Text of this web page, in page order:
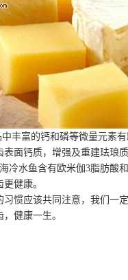
丰富的钙和磷等微量元素
面钙质，增强及重建珐琅质
冷水鱼含有欧米伽3脂肪酸
健康。
习惯应该共同注意，我们一
健康一生。